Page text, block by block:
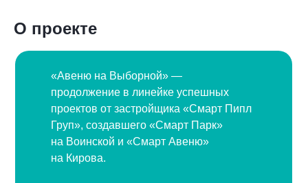
О проекте
«Авеню на Выборной» —
продолжение в линейке успешных
проектов от застройщика «Смарт Пипл
Груп», создавшего «Смарт Парк»
на Воинской и «Смарт Авеню»
на Кирова.